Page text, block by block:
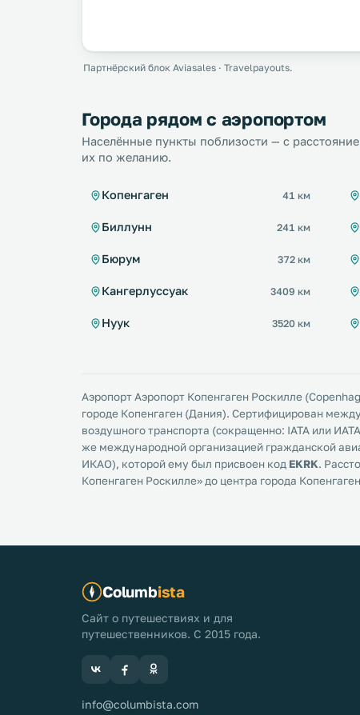
Партнёрский блок Aviasales · Travelpayouts.
Города рядом с аэропортом
Населённые пункты поблизости — с
их по желанию.
Копенгаген 41 км
Биллунн 241 км
Бюрум 372 км
Кангерлуссуак 3409 км
Нуук 3520 км
Аэропорт Аэропорт Копенгаген Роскилле
городе Копенгаген (Дания). Сертифицирован
воздушного транспорта (сокращенно: IATA или
же международной организацией гражданской
ИКАО), которой ему был присвоен код EKRK.
Копенгаген Роскилле» до центра города
Columbista
Сайт о путешествиях и для
путешественников. С 2015 года.
info@columbista.com